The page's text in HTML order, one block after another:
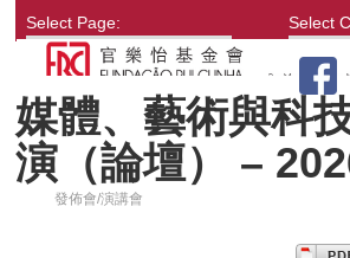
Select Page: Select
媒體、藝術與科
演（論壇） –
發佈會/演講會